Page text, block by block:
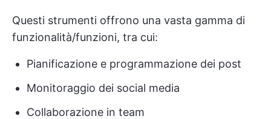
Questi strumenti offrono una vasta gamma di
funzionalità/funzioni, tra cui:
Pianificazione e programmazione dei post
Monitoraggio dei social media
Collaborazione in team